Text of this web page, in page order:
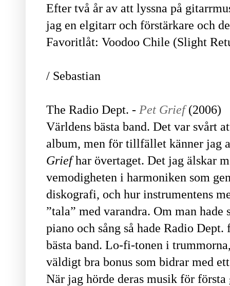
Efter två år av att lyssna på
jag en elgitarr och förstärkare och
Favoritlåt: Voodoo Chile (Slight
/ Sebastian
The Radio Dept. - Pet Grief(2006)
Världens bästa band. Det var svårt
album, men för tillfället känner jag
Griefhar övertaget. Det jag älskar
vemodigheten i harmoniken som
diskografi, och hur instrumentens
”tala” med varandra. Om man
piano och sång så hade Radio
bästa band. Lo-fi-tonen i
väldigt bra bonus som bidrar med
När jag hörde deras musik för